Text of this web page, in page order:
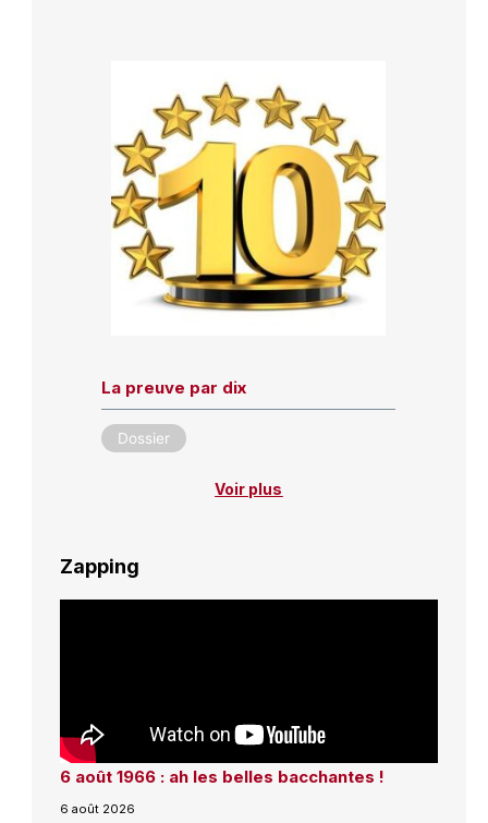
La preuve par dix
Dossier
Voir plus
Zapping
6 août 1966 : ah les belles bacchantes !
6 août 2026